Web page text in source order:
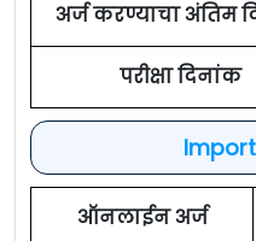
अर्ज करण्याचा अंतिम
परीक्षा दिनांक
ऑनलाईन अर्ज